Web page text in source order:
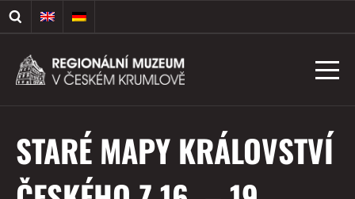
STARÉ MAPY KRÁLOVSTVÍ